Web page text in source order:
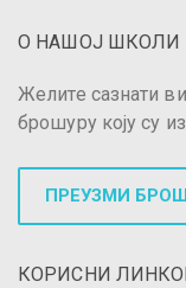
О НАШОЈ ШКОЛИ
Желите сазнати
брошуру коју су
ПРЕУЗМИ
КОРИСНИ